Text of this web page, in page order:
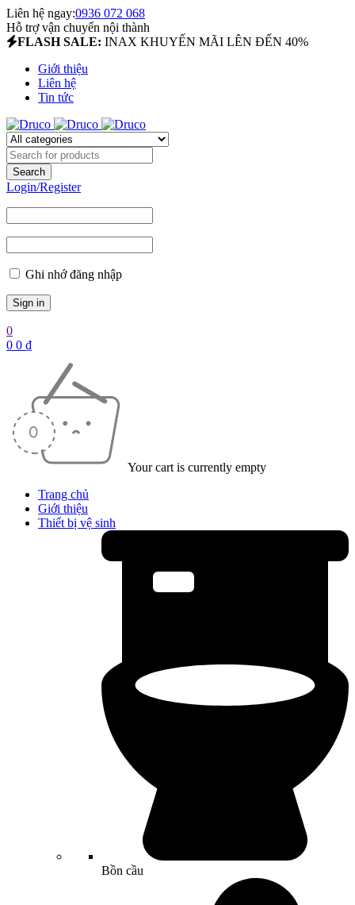
Liên hệ ngay:0936 072 068
Hỗ trợ vận chuyển nội thành
FLASH SALE: INAX KHUYẾN MÃI LÊN ĐẾN 40%
Giới thiệu
Liên hệ
Tin tức
Login/Register
Ghi nhớ đăng nhập
0
0 0 ₫
Your cart is currently empty
Trang chủ
Giới thiệu
Thiết bị vệ sinh
Bồn cầu